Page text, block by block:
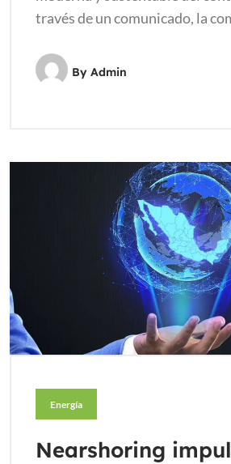
través de un comunicado, la
By Admin
Energía
Nearshoring